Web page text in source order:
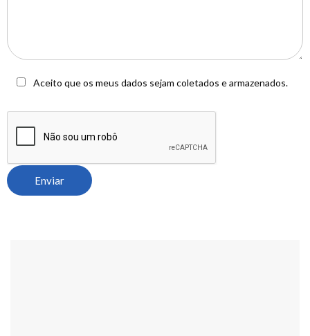
Aceito que os meus dados sejam coletados e armazenados.